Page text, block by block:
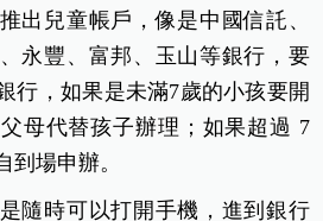
出兒童帳戶，像是中國信託、
永豐、富邦、玉山等銀行，要
行，如果是未滿7歲的小孩要開
母代替孩子辦理；如果超過 7
到場申辦。
隨時可以打開手機，進到銀行